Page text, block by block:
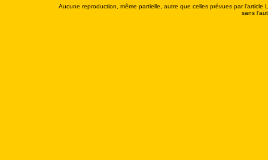
Aucune reproduction, même partielle, autre que celles prévues par
sans